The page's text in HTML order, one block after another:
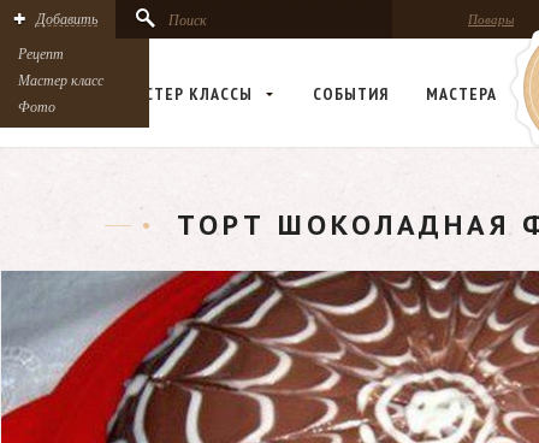
Повары
Добавить
Рецепт
Мастер класс
Фото
Поиск
РЕЦЕПТЫ МАСТЕР КЛАСCЫ СОБЫТИЯ МАСТЕРА
ТОРТ ШОКОЛАДНАЯ